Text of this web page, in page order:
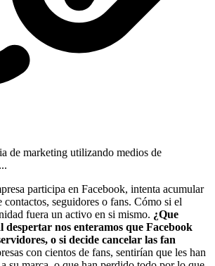
de marketing utilizando medios de
participa en Facebook, intenta acumular
seguidores o fans. Cómo si el
fuera un activo en si mismo. ¿Que
despertar nos enteramos que Facebook
o si decide cancelar las fan
con cientos de fans, sentirían que les han